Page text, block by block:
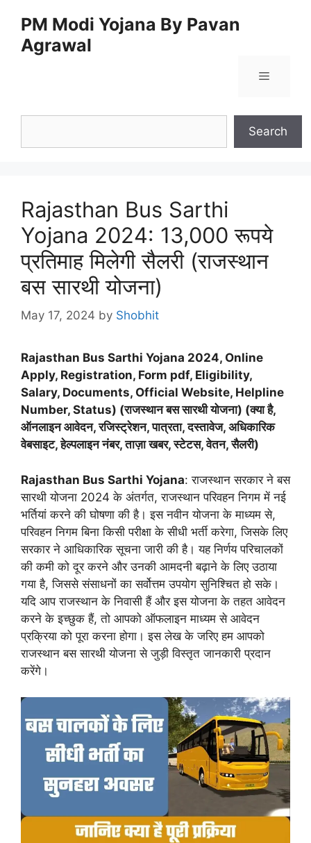
content
PM Modi Yojana By Pavan
Agrawal
Menu
Search
Rajasthan Bus Sarthi
Yojana 2024: 13,000 रूपये
प्रतिमाह मिलेगी सैलरी (राजस्थान
बस सारथी योजना)
May 17, 2024 by Shobhit
Rajasthan Bus Sarthi Yojana 2024, Online
Apply, Registration, Form pdf, Eligibility,
Salary, Documents, Official Website, Helpline
Number, Status) (राजस्थान बस सारथी योजना) (क्या है,
ऑनलाइन आवेदन, रजिस्ट्रेशन, पात्रता, दस्तावेज, अधिकारिक
वेबसाइट, हेल्पलाइन नंबर, ताज़ा खबर, स्टेटस, वेतन, सैलरी)
Rajasthan Bus Sarthi Yojana: राजस्थान सरकार ने बस
सारथी योजना 2024 के अंतर्गत, राजस्थान परिवहन निगम में नई
भर्तियां करने की घोषणा की है। इस नवीन योजना के माध्यम से,
परिवहन निगम बिना किसी परीक्षा के सीधी भर्ती करेगा, जिसके लिए
सरकार ने आधिकारिक सूचना जारी की है। यह निर्णय परिचालकों
की कमी को दूर करने और उनकी आमदनी बढ़ाने के लिए उठाया
गया है, जिससे संसाधनों का सर्वोत्तम उपयोग सुनिश्चित हो सके।
यदि आप राजस्थान के निवासी हैं और इस योजना के तहत आवेदन
करने के इच्छुक हैं, तो आपको ऑफलाइन माध्यम से आवेदन
प्रक्रिया को पूरा करना होगा। इस लेख के जरिए हम आपको
राजस्थान बस सारथी योजना से जुड़ी विस्तृत जानकारी प्रदान
करेंगे।